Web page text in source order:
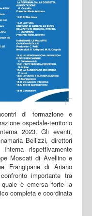
di formazione e
ospedale-territorio
2023. Gli eventi,
Bellizzi, direttori
rispettivamente
Moscati di Avellino e
Frangipane di Ariano
importante tra
è emersa forte la
completa e coordinata